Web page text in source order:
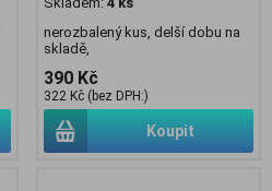
nerozbalený kus, delší dobu na
skladě,
390 Kč
322 Kč (bez DPH:)
Koupit